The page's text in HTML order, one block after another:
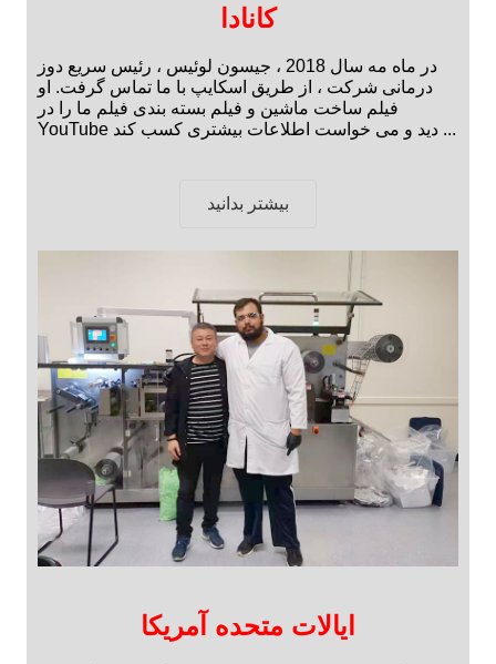
کانادا
در ماه مه سال 2018 ، جیسون لوئیس ، رئیس سریع دوز
درمانی شرکت ، از طریق اسکایپ با ما تماس گرفت. او
فیلم ساخت ماشین و فیلم بسته بندی فیلم ما را در
YouTube دید و می خواست اطلاعات بیشتری کسب کند ...
بیشتر بدانید
ایالات متحده آمریکا